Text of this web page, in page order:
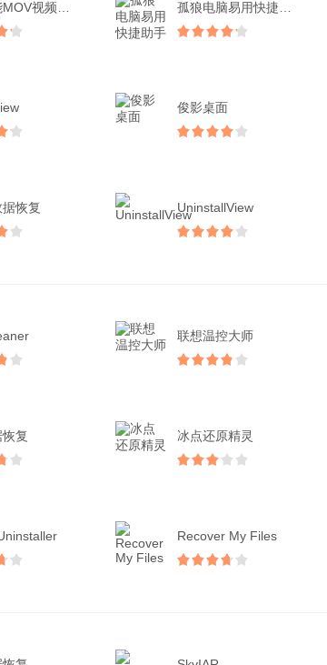
俊影桌面
恢复 UninstallView
联想温控大师
复 冰点还原精灵
Recover My Files